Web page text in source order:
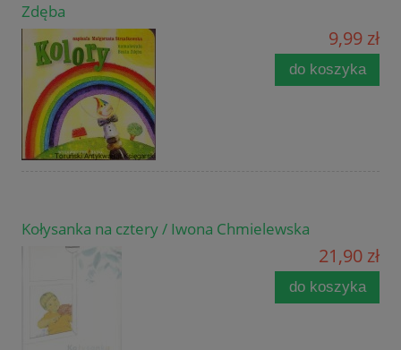
Zdęba
9,99 zł
do koszyka
Kołysanka na cztery / Iwona Chmielewska
21,90 zł
do koszyka